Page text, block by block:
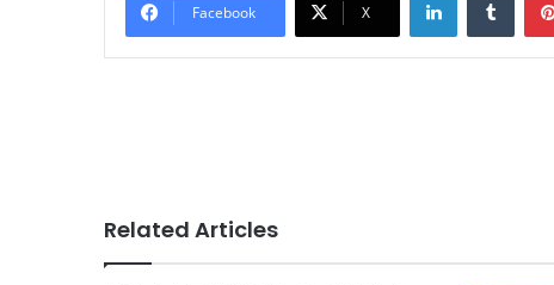
Facebook X
Related Articles